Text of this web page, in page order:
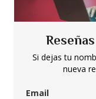
Si dejas tu
nueva
Email